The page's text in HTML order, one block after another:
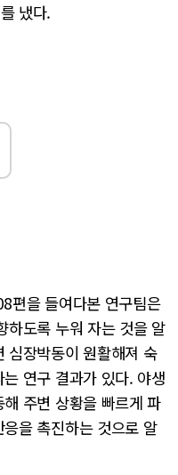
냈다.
편을 들여다본 연구팀은
하도록 누워 자는 것을 알
심장박동이 원활해져 숙
연구 결과가 있다. 야생
주변 상황을 빠르게 파
을 촉진하는 것으로 알